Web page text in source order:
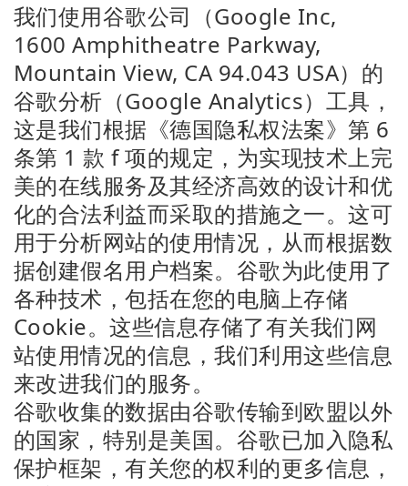
我们使用谷歌公司（Google Inc,
1600 Amphitheatre Parkway,
Mountain View, CA 94.043 USA）的
谷歌分析（Google Analytics）工具，
这是我们根据《德国隐私权法案》第 6
条第 1 款 f 项的规定，为实现技术上完
美的在线服务及其经济高效的设计和优
化的合法利益而采取的措施之一。这可
用于分析网站的使用情况，从而根据数
据创建假名用户档案。谷歌为此使用了
各种技术，包括在您的电脑上存储
Cookie。这些信息存储了有关我们网
站使用情况的信息，我们利用这些信息
来改进我们的服务。
谷歌收集的数据由谷歌传输到欧盟以外
的国家，特别是美国。谷歌已加入隐私
保护框架，有关您的权利的更多信息，